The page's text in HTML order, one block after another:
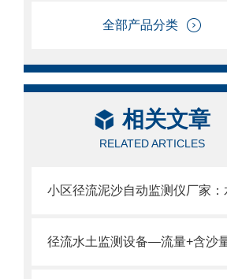
全部产品分类
相关文章
RELATED ARTICLES